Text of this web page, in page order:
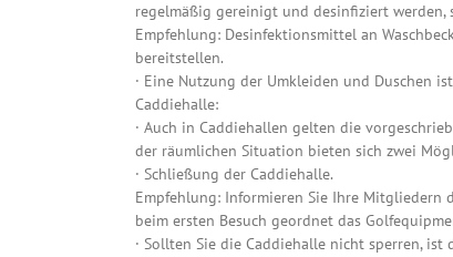
regelmäßig gereinigt und desinfiziert werden,
Empfehlung: Desinfektionsmittel an
bereitstellen.
· Eine Nutzung der Umkleiden und Duschen
Caddiehalle:
· Auch in Caddiehallen gelten die
der räumlichen Situation bieten sich zwei
· Schließung der Caddiehalle.
Empfehlung: Informieren Sie Ihre
beim ersten Besuch geordnet das
· Sollten Sie die Caddiehalle nicht sperren,